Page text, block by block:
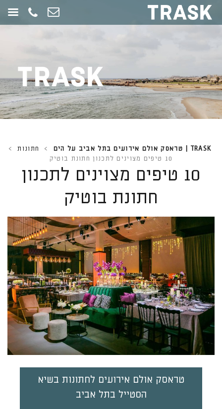
תחילתו
כדי
לעבור
לאזור
תוכן
TRASK | טראסק אולם אירועים בתל אביב על הים > חתונות
>
10 טיפים מצוינים לתכנון חתונת בוטיק
10 טיפים מצוינים לתכנון
חתונת בוטיק
טראסק אולם אירועים לחתונות בשיא
הסטייל בתל אביב